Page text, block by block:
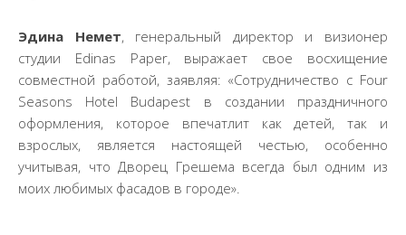
Эдина Немет, генеральный директор и визионер
студии Edinas Paper, выражает свое восхищение
совместной работой, заявляя: «Сотрудничество с Four
Seasons Hotel Budapest в создании праздничного
оформления, которое впечатлит как детей, так и
взрослых, является настоящей честью, особенно
учитывая, что Дворец Грешема всегда был одним из
моих любимых фасадов в городе».